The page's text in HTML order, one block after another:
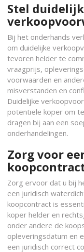
Stel
Bij het onderhands
om duidelijke
tevoren helder te
vraagprijs,
voorwaarden en
misverstanden en
Duidelijke
potentiële koper om
dragen bij aan een
onderhandelingen.
Zorg voor
Zorg ervoor dat u bij
een juridisch
koopcontract is
koper helder en
onder andere de
opleveringsdatum en
een juridisch correct